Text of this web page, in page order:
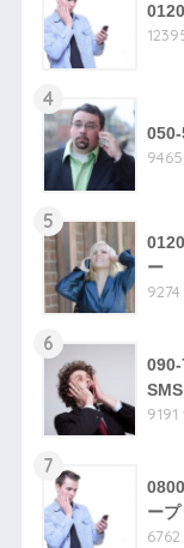
4
5
ー
6
SMS
7
ープ